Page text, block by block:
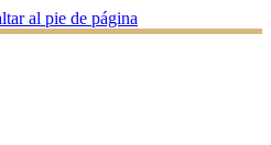
al pie de página